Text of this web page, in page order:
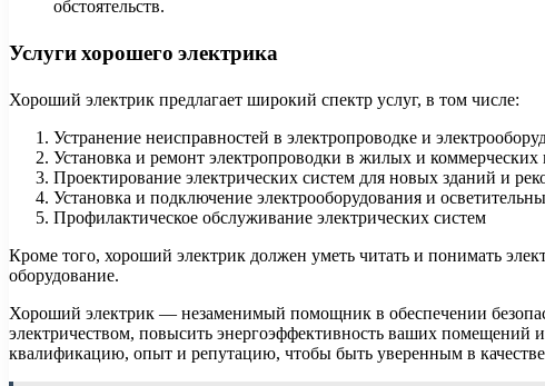
обстоятельств.
Услуги хорошего электрика
Хороший электрик предлагает широкий спектр услуг, в том числе:
Устранение неисправностей в электропроводке и
Установка и ремонт электропроводки в жилых и
Проектирование электрических систем для новых зданий и
Установка и подключение электрооборудования и
Профилактическое обслуживание электрических систем
Кроме того, хороший электрик должен уметь читать и понимать
оборудование.
Хороший электрик — незаменимый помощник в обеспечении
электричеством, повысить энергоэффективность ваших
квалификацию, опыт и репутацию, чтобы быть уверенным в качестве